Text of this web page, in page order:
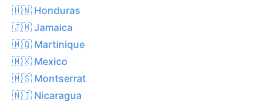
🇭🇳 Honduras
🇯🇲 Jamaica
🇲🇶 Martinique
🇲🇽 Mexico
🇲🇸 Montserrat
🇳🇮 Nicaragua